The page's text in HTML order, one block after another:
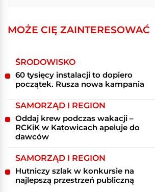
MOŻE CIĘ ZAINTERESOWAĆ
ŚRODOWISKO
60 tysięcy instalacji to dopiero
początek. Rusza nowa kampania
SAMORZĄD I REGION
Oddaj krew podczas wakacji –
RCKiK w Katowicach apeluje do
dawców
SAMORZĄD I REGION
Hutniczy szlak w konkursie na
najlepszą przestrzeń publiczną